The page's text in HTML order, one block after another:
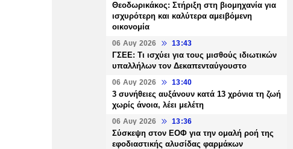
Θεοδωρικάκος: Στήριξη στη βιομηχανία για
ισχυρότερη και καλύτερα αμειβόμενη
οικονομία
06 Αυγ 2026 13:43
ΓΣΕΕ: Τι ισχύει για τους μισθούς ιδιωτικών
υπαλλήλων τον Δεκαπενταύγουστο
06 Αυγ 2026 13:40
3 συνήθειες αυξάνουν κατά 13 χρόνια τη ζωή
χωρίς άνοια, λέει μελέτη
06 Αυγ 2026 13:36
Σύσκεψη στον ΕΟΦ για την ομαλή ροή της
εφοδιαστικής αλυσίδας φαρμάκων